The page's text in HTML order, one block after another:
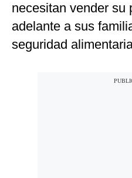
necesitan vender su
adelante a sus
seguridad